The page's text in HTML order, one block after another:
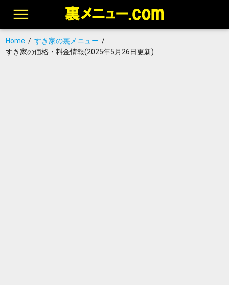
Home/ すき家の裏メニュー /
すき家の価格・料金情報(2025年5月26日更新)